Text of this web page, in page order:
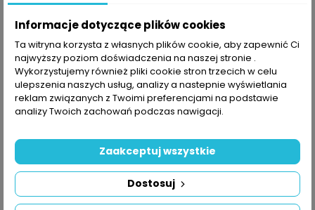
Złącze 25x 1 GZ
3,99 złCena
Informacje dotyczące plików cookies
Ta witryna korzysta z własnych plików cookie, aby zapewnić Ci
najwyższy poziom doświadczenia na naszej stronie .
Wykorzystujemy również pliki cookie stron trzecich w celu
ulepszenia naszych usług, analizy a nastepnie wyświetlania
reklam związanych z Twoimi preferencjami na podstawie
analizy Twoich zachowań podczas nawigacji.
Dostosuj
Zaakceptuj wszystkie